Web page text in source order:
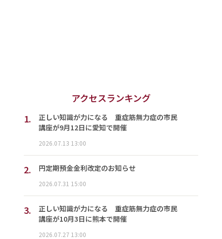
アクセスランキング
1.
正しい知識が力になる 重症筋無力症の市民
講座が9月12日に愛知で開催
2026.07.13 13:00
2. 円定期預金金利改定のお知らせ
2026.07.31 15:00
3.
正しい知識が力になる 重症筋無力症の市民
講座が10月3日に熊本で開催
2026.07.27 13:00